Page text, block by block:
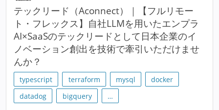
テックリード（Aconnect）｜【フルリモー
ト・フレックス】自社LLMを用いたエンプラ
AI×SaaSのテックリードとして日本企業のイ
ノベーション創出を技術で牽引いただけませ
んか？
typescript terraform mysql
docker
datadog
bigquery …